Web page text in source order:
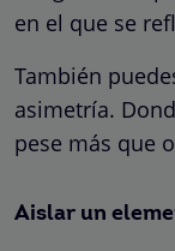
en el que se
También
asimetría.
pese más que
Aislar un